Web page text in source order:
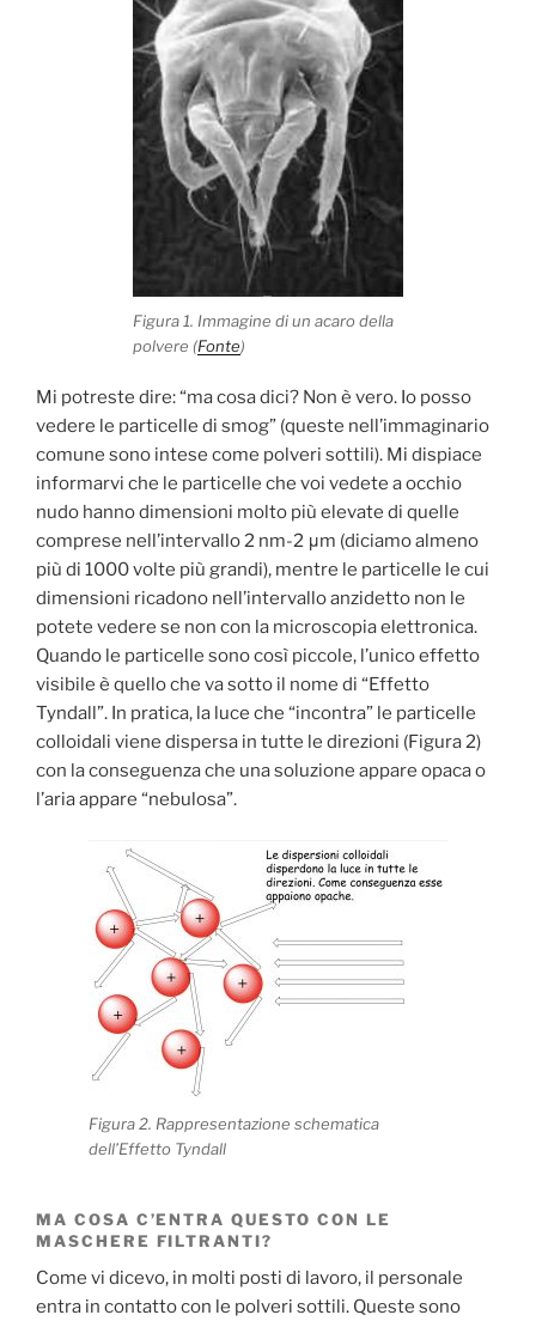
Figura 1. Immagine di un acaro della
polvere (Fonte)
Mi potreste dire: “ma cosa dici? Non è vero. Io posso
vedere le particelle di smog” (queste nell’immaginario
comune sono intese come polveri sottili). Mi dispiace
informarvi che le particelle che voi vedete a occhio
nudo hanno dimensioni molto più elevate di quelle
comprese nell’intervallo 2 nm-2 μm (diciamo almeno
più di 1000 volte più grandi), mentre le particelle le cui
dimensioni ricadono nell’intervallo anzidetto non le
potete vedere se non con la microscopia elettronica.
Quando le particelle sono così piccole, l’unico effetto
visibile è quello che va sotto il nome di “Effetto
Tyndall”. In pratica, la luce che “incontra” le particelle
colloidali viene dispersa in tutte le direzioni (Figura 2)
con la conseguenza che una soluzione appare opaca o
l’aria appare “nebulosa”.
Figura 2. Rappresentazione schematica
dell’Effetto Tyndall
MA COSA C’ENTRA QUESTO CON LE
MASCHERE FILTRANTI?
Come vi dicevo, in molti posti di lavoro, il personale
entra in contatto con le polveri sottili. Queste sono